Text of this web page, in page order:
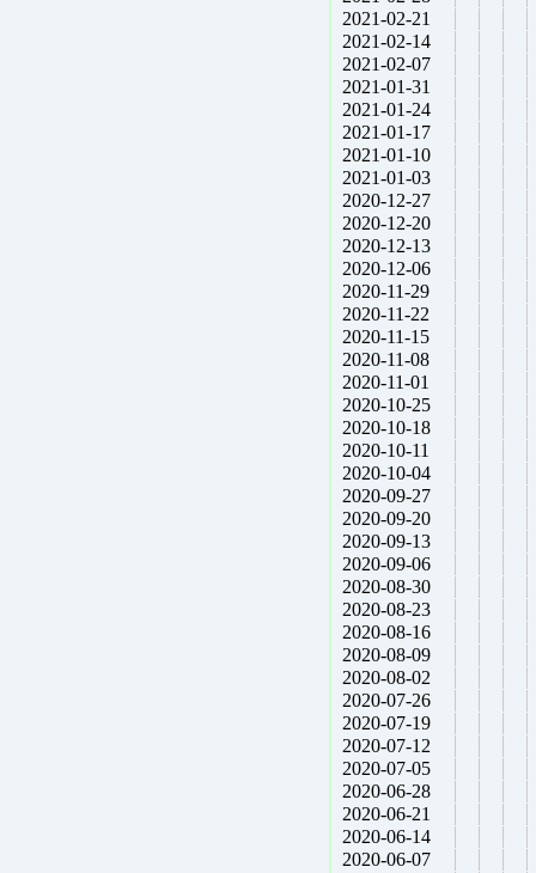
2021-02-21
2021-02-14
2021-02-07
2021-01-31
2021-01-24
2021-01-17
2021-01-10
2021-01-03
2020-12-27
2020-12-20
2020-12-13
2020-12-06
2020-11-29
2020-11-22
2020-11-15
2020-11-08
2020-11-01
2020-10-25
2020-10-18
2020-10-11
2020-10-04
2020-09-27
2020-09-20
2020-09-13
2020-09-06
2020-08-30
2020-08-23
2020-08-16
2020-08-09
2020-08-02
2020-07-26
2020-07-19
2020-07-12
2020-07-05
2020-06-28
2020-06-21
2020-06-14
2020-06-07